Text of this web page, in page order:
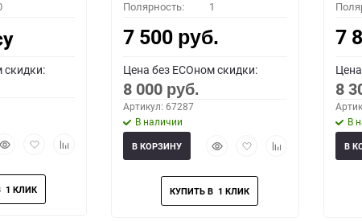
скидки:
БыстрыйДобавить
избранное
Добавить
Полярность: 1
7 500 руб.
Цена без ECOном скидки:
8 000 руб.
Артикул: 67287
В наличии
БыстрыйДобавить
избранное
Добавить
В КОРЗИНУ
7
8
В
В